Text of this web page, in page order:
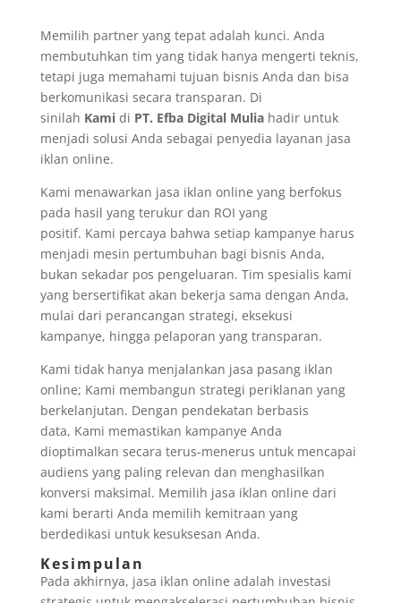
Memilih partner yang tepat adalah kunci. Anda
membutuhkan tim yang tidak hanya mengerti teknis,
tetapi juga memahami tujuan bisnis Anda dan bisa
berkomunikasi secara transparan. Di
sinilah Kamidi PT. Efba Digital Muliahadir untuk
menjadi solusi Anda sebagai penyedia layanan jasa
iklan online.
Kami menawarkan jasa iklan online yang berfokus
pada hasil yang terukur dan ROI yang
positif. Kami percaya bahwa setiap kampanye harus
menjadi mesin pertumbuhan bagi bisnis Anda,
bukan sekadar pos pengeluaran. Tim spesialis kami
yang bersertifikat akan bekerja sama dengan Anda,
mulai dari perancangan strategi, eksekusi
kampanye, hingga pelaporan yang transparan.
Kami tidak hanya menjalankan jasa pasang iklan
online; Kami membangun strategi periklanan yang
berkelanjutan. Dengan pendekatan berbasis
data, Kami memastikan kampanye Anda
dioptimalkan secara terus-menerus untuk mencapai
audiens yang paling relevan dan menghasilkan
konversi maksimal. Memilih jasa iklan online dari
kami berarti Anda memilih kemitraan yang
berdedikasi untuk kesuksesan Anda.
Kesimpulan
Pada akhirnya, jasa iklan online adalah investasi